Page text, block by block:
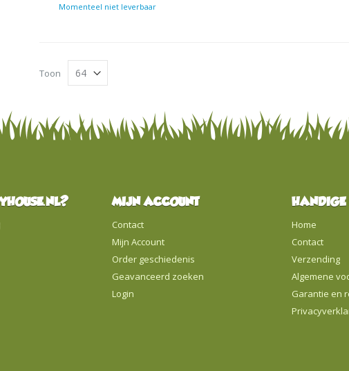
Momenteel niet leverbaar
Toon
MIJN ACCOUNT
Contact
Mijn Account
Order geschiedenis
Geavanceerd zoeken
Login
HANDIGE
Home
Contact
Verzending
Algemene
Garantie en